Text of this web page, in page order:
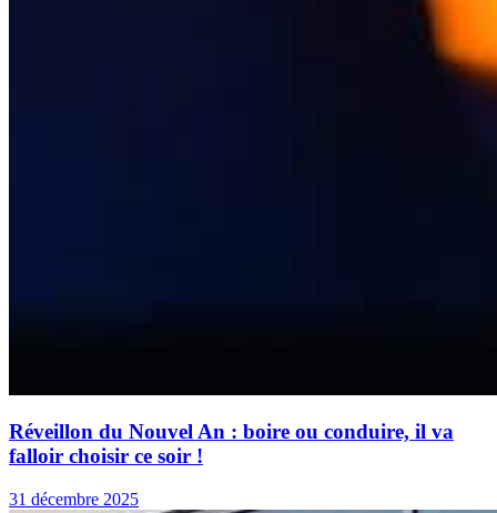
Réveillon du Nouvel An : boire ou conduire, il va
falloir choisir ce soir !
31 décembre 2025